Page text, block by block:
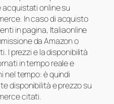
online su
In caso di acquisto
in pagina, Italiaonline
da Amazon o
I prezzi e la disponibilità
in tempo reale e
nel tempo: è quindi
disponibilità e prezzo su
citati.